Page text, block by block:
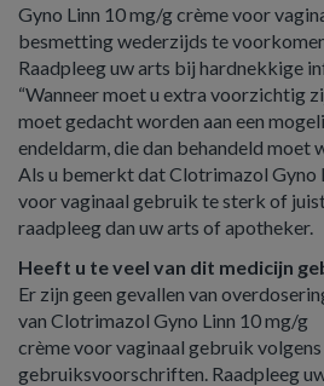
Gyno Linn 10 mg/g crème voor
besmetting wederzijds te
Raadpleeg uw arts bij hardnekkige
“Wanneer moet u extra voorzichtig
moet gedacht worden aan een
endeldarm, die dan behandeld moet
Als u bemerkt dat Clotrimazol Gyno
voor vaginaal gebruik te sterk of
raadpleeg dan uw arts of apotheker.
Heeft u te veel van dit medicijn
Er zijn geen gevallen van
van Clotrimazol Gyno Linn 10 mg/g
crème voor vaginaal gebruik
gebruiksvoorschriften. Raadpleeg